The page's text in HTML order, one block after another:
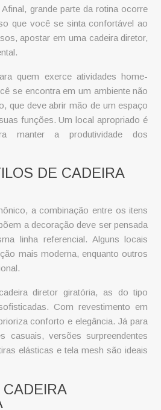
grande parte da rotina ocorre
que você se sinta confortável ao
apostar em uma cadeira diretor,
quem exerce atividades home-
se encontra em um ambiente não
que deve abrir mão de um espaço
funções. Um local apropriado é
manter a produtividade dos
DE CADEIRA
a combinação entre os itens
a decoração deve ser pensada
linha referencial. Alguns locais
mais moderna, enquanto outros
cadeira diretor giratória, as do tipo
Com revestimento em
conforto e elegância. Já para
casuais, versões surpreendentes
elásticas e tela mesh são ideais